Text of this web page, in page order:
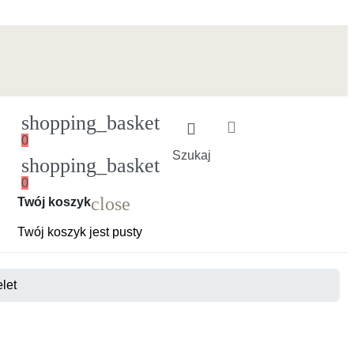
Szukaj
shopping_basket
0
shopping_basket
0
Ładowanie
Twój koszykclose
Twój koszyk jest pusty